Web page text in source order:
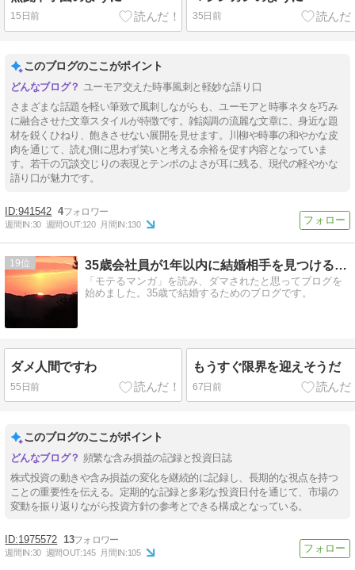
15日前 35日前
このブログのここがポイント
ユーモア交えた時事風刺と軽妙な語り口
さまざまな話題を軽い筆致で風刺しながらも、ユーモアと時事ネタを巧み
に融合させた文章スタイルが特徴です。雑談調の流麗な文章に、身近な題
材を鋭くひねり、飽きさせない展開を見せます。川柳や時事の和やかな皮
肉を通じて、読む側に思わず笑いと考える余裕を促す内容となっていま
す。若干の冗談交じりの表現とテンポのよさが耳に残る、現代の軽やかな
語り口が魅力です。
941542 4
週間IN:30 週間OUT:120 月間IN:130
19 35歳会社員が1年以内に結婚相手を見つけるブログ
「モテるマンガ」を読み、ダマされたと思ってブログを
始めました。35歳で結婚するためのブログです。
ダメ人間ですわ
55日前
もうすぐ限界を迎えそうだ
67日前
このブログのここがポイント
頻繁な含み損益の記録と投資日誌
株式投資の動きや含み損益の変化を継続的に記録し、長期的な視点を持つ
ことの重要性を伝える。定期的な記録と多彩な投資日付を通じて、市場の
変動を振り返りながら投資方針の参考とできる構成となっている。
1975572 13
週間IN:30 週間OUT:145 月間IN:105